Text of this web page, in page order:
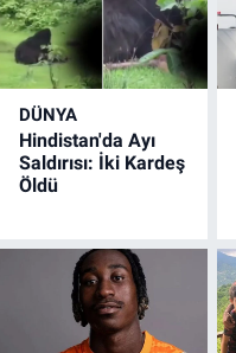
DÜNYA
Hindistan'da Ayı
Saldırısı: İki Kardeş
Öldü